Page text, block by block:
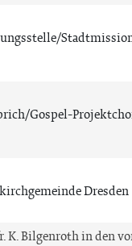
Gospel-
Dresden
K. Bilgenroth in den